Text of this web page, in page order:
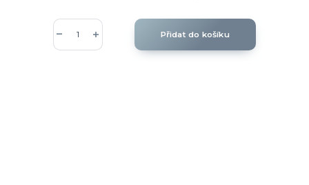
Přidat do košíku